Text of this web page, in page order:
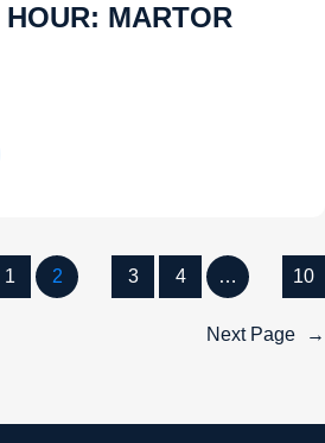
MARTOR
1 2 3 4 … 10
Next Page →